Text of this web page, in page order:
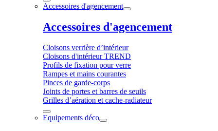
Accessoires d'agencement
Accessoires d'agencement
Cloisons verrière d’intérieur
Cloisons d'intérieur TREND
Profils de fixation pour verre
Rampes et mains courantes
Pinces de garde-corps
Joints de portes et barres de seuils
Grilles d’aération et cache-radiateur
Equipements déco